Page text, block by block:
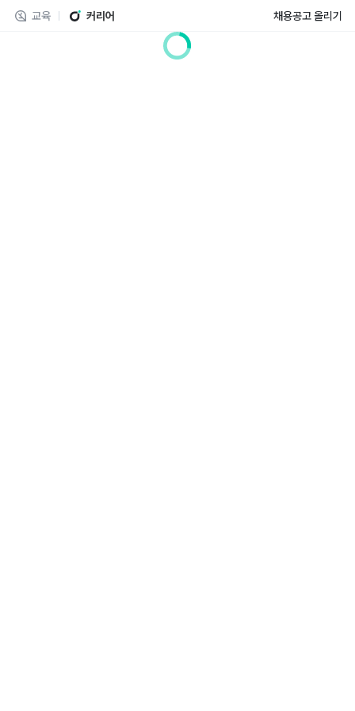
교육 커리어 채용공고 올리기